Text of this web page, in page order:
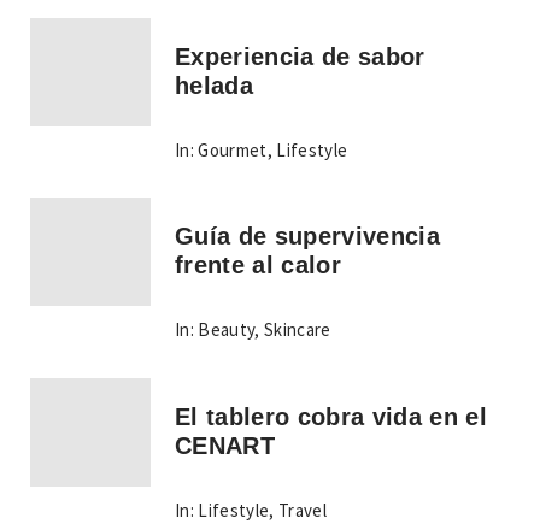
Experiencia de sabor
helada
In: Gourmet, Lifestyle
Guía de supervivencia
frente al calor
In: Beauty,Skincare
El tablero cobra vida en el
CENART
In: Lifestyle, Travel